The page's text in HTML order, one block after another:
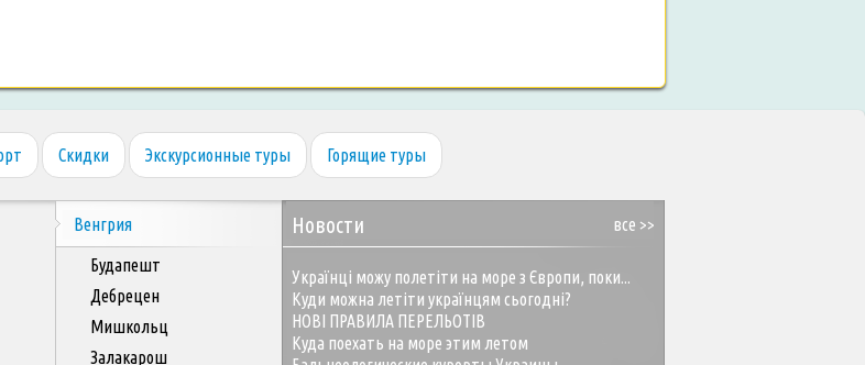
Скидки Экскурсионные туры Горящие туры
Венгрия
Будапешт
Дебрецен
Мишкольц
Залакарош
все >>
Новости
Українці можу полетіти на море з Європи, поки...
Куди можна летіти українцям сьогодні?
НОВІ ПРАВИЛА ПЕРЕЛЬОТІВ
Куда поехать на море этим летом